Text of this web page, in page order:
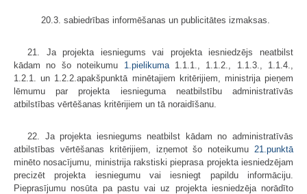
20.3. sabiedrības informēšanas un publicitātes izmaksas.
21. Ja projekta iesniegums vai projekta iesniedzējs neatbilst
kādam no šo noteikumu 1.pielikuma1.1.1., 1.1.2., 1.1.3., 1.1.4.,
1.2.1. un 1.2.2.apakšpunktā minētajiem kritērijiem, ministrija pieņem
lēmumu par projekta iesnieguma neatbilstību administratīvās
atbilstības vērtēšanas kritērijiem un tā noraidīšanu.
22. Ja projekta iesniegums neatbilst kādam no administratīvās
atbilstības vērtēšanas kritērijiem, izņemot šo noteikumu 21.punktā
minēto nosacījumu, ministrija rakstiski pieprasa projekta iesniedzējam
precizēt projekta iesniegumu vai iesniegt papildu informāciju.
Pieprasījumu nosūta pa pastu vai uz projekta iesniedzēja norādīto